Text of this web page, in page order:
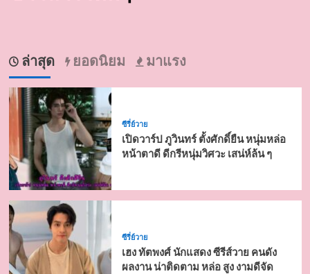
ล่าสุด ยอดนิยม มาแรง
ซีรี่ย์วาย
เปิดวาร์ป ภูวินทร์ ตั้งศักดิ์ยืน หนุ่มหล่อ
หน้าตาดี ดีกรีหนุ่มวิศวะ เสน่ห์ล้น ๆ
ซีรี่ย์วาย
เฮง ทัตพงศ์ นักแสดง ซีรีส์วาย คนดัง
ผลงาน น่าติดตาม หล่อ สูง งามดีจัด